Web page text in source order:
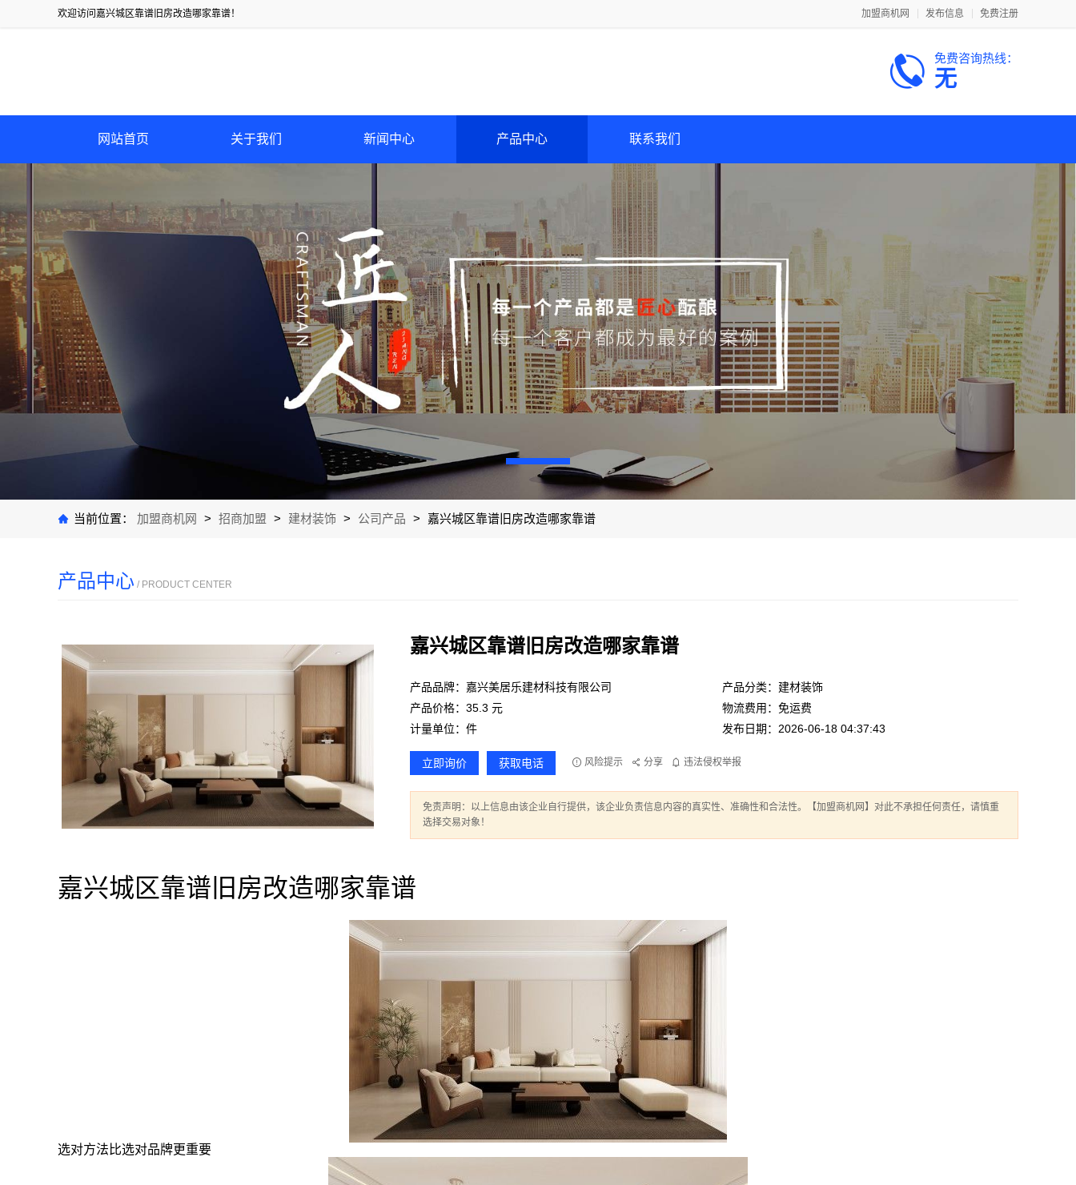
欢迎访问嘉兴城区靠谱旧房改造哪家靠谱！ 加盟商机网 发布信息 免费注册
免费咨询热线：
无
网站首页 关于我们 新闻中心 产品中心 联系我们
当前位置： 加盟商机网 > 招商加盟 > 建材装饰 > 公司产品 > 嘉兴城区靠谱旧房改造哪家靠谱
产品中心 / PRODUCT CENTER
嘉兴城区靠谱旧房改造哪家靠谱
产品品牌：嘉兴美居乐建材科技有限公司
产品分类：建材装饰
产品价格：35.3 元
物流费用：免运费
计量单位：件
发布日期：2026-06-18 04:37:43
立即询价 获取电话 风险提示 分享 违法侵权举报
免责声明：以上信息由该企业自行提供，该企业负责信息内容的真实性、准确性和合法性。【加盟商机网】对此不承担任何责任，请慎重
选择交易对象！
嘉兴城区靠谱旧房改造哪家靠谱
选对方法比选对品牌更重要